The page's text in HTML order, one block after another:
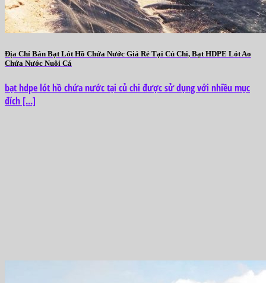
Địa Chỉ Bán Bạt Lót Hồ Chứa Nước Giá Rẻ Tại Củ Chi, Bạt HDPE Lót Ao
Chứa Nước Nuôi Cá
bạt hdpe lót hồ chứa nước tại củ chi được sử dụng với nhiều mục
đích [...]